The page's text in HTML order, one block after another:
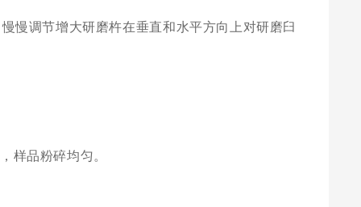
慢调节增大研磨杵在垂直和水平方向上对研磨臼
样品粉碎均匀。